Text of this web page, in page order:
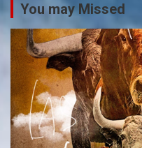
You may Missed